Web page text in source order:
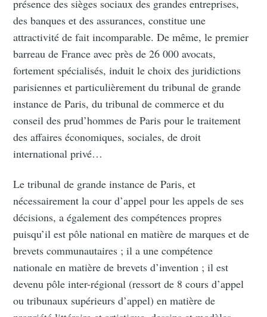
présence des sièges sociaux des grandes entreprises,
des banques et des assurances, constitue une
attractivité de fait incomparable. De même, le premier
barreau de France avec près de 26 000 avocats,
fortement spécialisés, induit le choix des juridictions
parisiennes et particulièrement du tribunal de grande
instance de Paris, du tribunal de commerce et du
conseil des prud’hommes de Paris pour le traitement
des affaires économiques, sociales, de droit
international privé…
Le tribunal de grande instance de Paris, et
nécessairement la cour d’appel pour les appels de ses
décisions, a également des compétences propres
puisqu’il est pôle national en matière de marques et de
brevets communautaires ; il a une compétence
nationale en matière de brevets d’invention ; il est
devenu pôle inter-régional (ressort de 8 cours d’appel
ou tribunaux supérieurs d’appel) en matière de